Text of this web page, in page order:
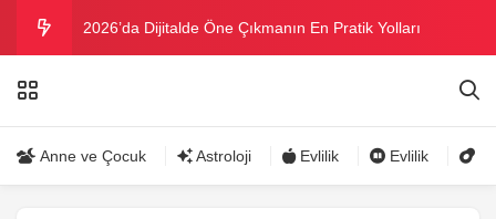
2026’da Dijitalde Öne Çıkmanın En Pratik Yolları
Anne ve Çocuk Astroloji Evlilik Evlilik